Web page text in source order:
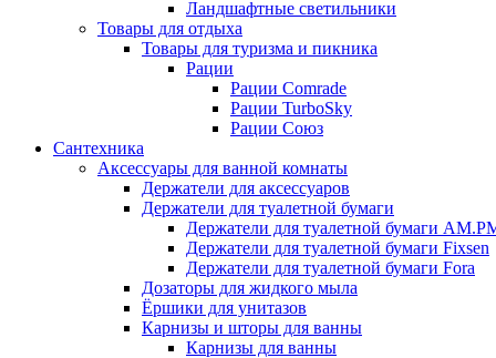
Ландшафтные светильники
Товары для отдыха
Товары для туризма и пикника
Рации
Рации Comrade
Рации TurboSky
Рации Союз
Сантехника
Аксессуары для ванной комнаты
Держатели для аксессуаров
Держатели для туалетной бумаги
Держатели для туалетной бумаги
Держатели для туалетной бумаги Fixsen
Держатели для туалетной бумаги Fora
Дозаторы для жидкого мыла
Ёршики для унитазов
Карнизы и шторы для ванны
Карнизы для ванны